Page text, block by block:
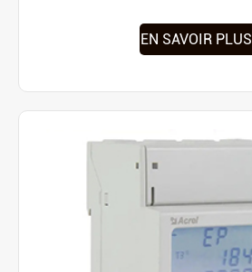
EN SAVOIR PLUS